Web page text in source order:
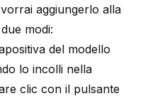
aggiungerlo alla
modi:
del modello
lo incolli nella
clic con il pulsante